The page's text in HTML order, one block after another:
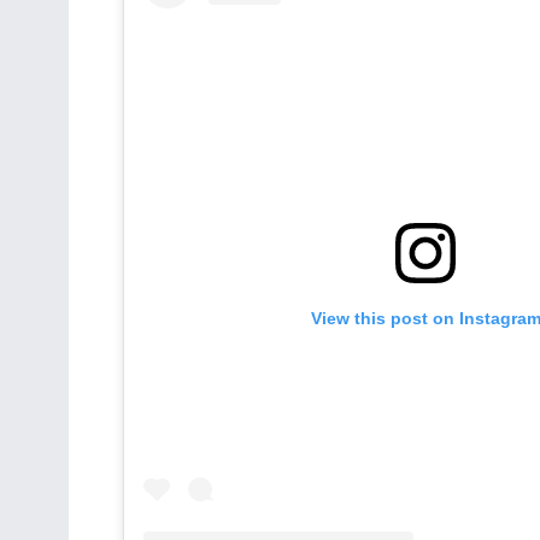
View this post on Instagram